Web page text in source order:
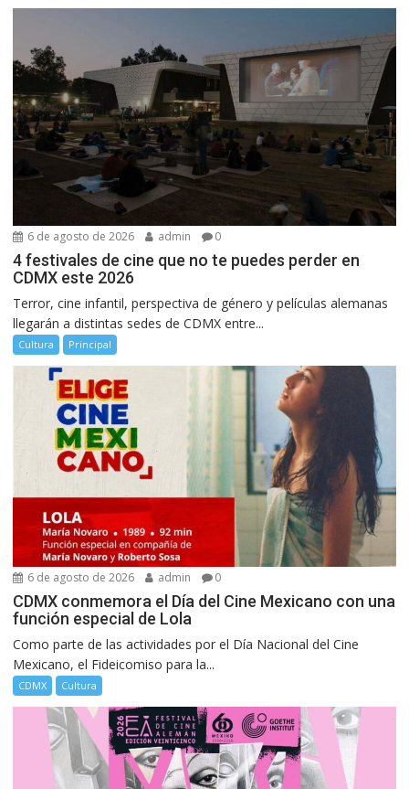
6 de agosto de 2026 admin 0
4 festivales de cine que no te puedes perder en
CDMX este 2026
Terror, cine infantil, perspectiva de género y películas alemanas
llegarán a distintas sedes de CDMX entre...
Cultura Principal
6 de agosto de 2026 admin 0
CDMX conmemora el Día del Cine Mexicano con una
función especial de Lola
Como parte de las actividades por el Día Nacional del Cine
Mexicano, el Fideicomiso para la...
CDMX Cultura